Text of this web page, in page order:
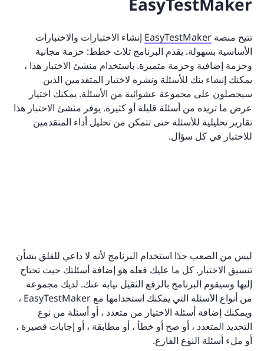
تتيح منصة EasyTestMaker إنشاء الاختبارات والاختبارات
الأساسية بسهولة. يقدم البرنامج ثلاث خطط: حزمة مجانية
وحزمة إضافية وحزمة متميزة. باستخدام منشئ الاختبار هذا ،
يمكنك إنشاء بنك للأسئلة ونشره لاختبار المتقدمين الذين
سيحصلون على مجموعة عشوائية من الأسئلة. يمكنك اختيار
عرض ما تريده من أسئلة قليلة أو كثيرة. يوفر منشئ الاختبار هذا
تقارير تحليلية للأسئلة حتى تتمكن من تحليل أداء المتقدمين
للاختبار في كل سؤال.
ليس من الصعب جدًا استخدام البرنامج لأنه لا داعي للقلق بشأن
تنسيق الاختبار. كل ما عليك فعله هو إضافة أسئلتك حيث تحتاج
إليها وسيقوم البرنامج بالرفع الثقيل نيابة عنك. لديك مجموعة
من أنواع الأسئلة التي يمكنك استخدامها مع EasyTestMaker ،
ويمكنك إضافة أسئلة الاختيار من متعدد ، أو أسئلة من نوع
التحديد المتعدد ، أو صح أو خطأ ، أو مطابقة ، أو إجابات قصيرة ،
أو ملء أسئلة النوع الفارغ.